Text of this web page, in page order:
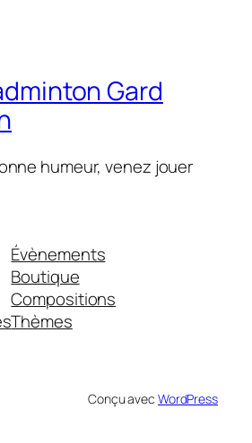
Gard
humeur, venez jouer
Évènements
Boutique
Compositions
Thèmes
Conçu avec WordPress